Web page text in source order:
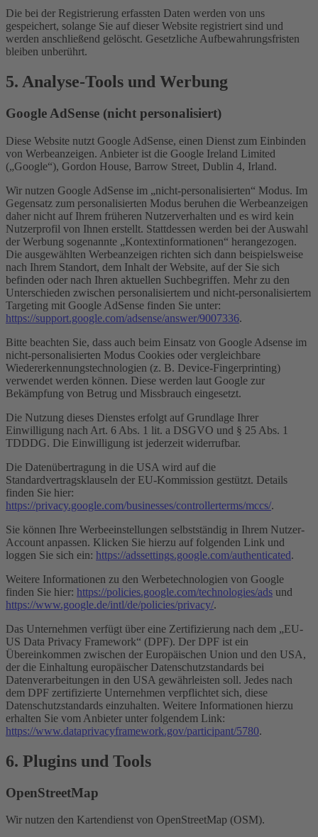
Die bei der Registrierung erfassten Daten werden von uns
gespeichert, solange Sie auf dieser Website registriert sind und
werden anschließend gelöscht. Gesetzliche Aufbewahrungsfristen
bleiben unberührt.
5. Analyse-Tools und Werbung
Google AdSense (nicht personalisiert)
Diese Website nutzt Google AdSense, einen Dienst zum Einbinden
von Werbeanzeigen. Anbieter ist die Google Ireland Limited
(„Google“), Gordon House, Barrow Street, Dublin 4, Irland.
Wir nutzen Google AdSense im „nicht-personalisierten“ Modus. Im
Gegensatz zum personalisierten Modus beruhen die Werbeanzeigen
daher nicht auf Ihrem früheren Nutzerverhalten und es wird kein
Nutzerprofil von Ihnen erstellt. Stattdessen werden bei der Auswahl
der Werbung sogenannte „Kontextinformationen“ herangezogen.
Die ausgewählten Werbeanzeigen richten sich dann beispielsweise
nach Ihrem Standort, dem Inhalt der Website, auf der Sie sich
befinden oder nach Ihren aktuellen Suchbegriffen. Mehr zu den
Unterschieden zwischen personalisiertem und nicht-personalisiertem
Targeting mit Google AdSense finden Sie unter:
https://support.google.com/adsense/answer/9007336.
Bitte beachten Sie, dass auch beim Einsatz von Google Adsense im
nicht-personalisierten Modus Cookies oder vergleichbare
Wiedererkennungstechnologien (z. B. Device-Fingerprinting)
verwendet werden können. Diese werden laut Google zur
Bekämpfung von Betrug und Missbrauch eingesetzt.
Die Nutzung dieses Dienstes erfolgt auf Grundlage Ihrer
Einwilligung nach Art. 6 Abs. 1 lit. a DSGVO und § 25 Abs. 1
TDDDG. Die Einwilligung ist jederzeit widerrufbar.
Die Datenübertragung in die USA wird auf die
Standardvertragsklauseln der EU-Kommission gestützt. Details
finden Sie hier:
https://privacy.google.com/businesses/controllerterms/mccs/.
Sie können Ihre Werbeeinstellungen selbstständig in Ihrem Nutzer-
Account anpassen. Klicken Sie hierzu auf folgenden Link und
loggen Sie sich ein: https://adssettings.google.com/authenticated.
Weitere Informationen zu den Werbetechnologien von Google
finden Sie hier: https://policies.google.com/technologies/ads und
https://www.google.de/intl/de/policies/privacy/.
Das Unternehmen verfügt über eine Zertifizierung nach dem „EU-
US Data Privacy Framework“ (DPF). Der DPF ist ein
Übereinkommen zwischen der Europäischen Union und den USA,
der die Einhaltung europäischer Datenschutzstandards bei
Datenverarbeitungen in den USA gewährleisten soll. Jedes nach
dem DPF zertifizierte Unternehmen verpflichtet sich, diese
Datenschutzstandards einzuhalten. Weitere Informationen hierzu
erhalten Sie vom Anbieter unter folgendem Link:
https://www.dataprivacyframework.gov/participant/5780.
6. Plugins und Tools
OpenStreetMap
Wir nutzen den Kartendienst von OpenStreetMap (OSM).